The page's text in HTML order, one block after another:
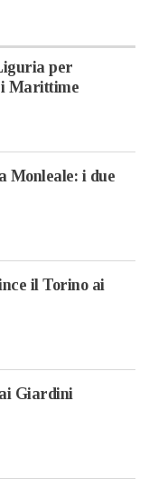
per
Marittime
Monleale: i due
il Torino ai
Giardini